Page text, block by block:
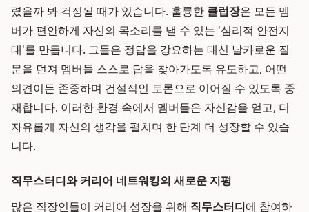
렸을까 봐 걱정될 때가 있습니다. 훌륭한 클럽장은 모든 멤
버가 편안하게 자신의 목소리를 낼 수 있는 '심리적 안전지
대'를 만듭니다. 그들은 정답을 강요하는 대신 날카로운 질
문을 던져 멤버들 스스로 답을 찾아가도록 유도하고, 어떤
의견이든 존중하며 건설적인 토론으로 이어질 수 있도록 중
재합니다. 이러한 환경 속에서 멤버들은 자신감을 얻고, 더
자유롭게 자신의 생각을 펼치며 한 단계 더 성장할 수 있습
니다.
직무스터디와 커리어 네트워킹의 새로운 지평
많은 직장인들이 커리어 성장을 위해 직무스터디에 참여하